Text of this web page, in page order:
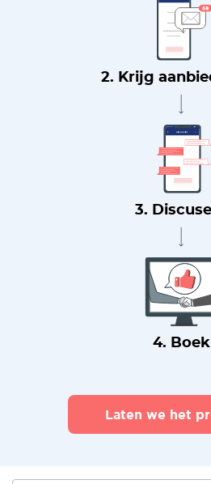
2. Krijg
3.
4. Boek
Laten we het